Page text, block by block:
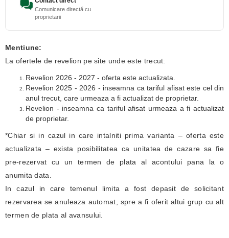
Comunicare directă cu
proprietarii
Mentiune:
La ofertele de revelion pe site unde este trecut:
Revelion 2026 - 2027 - oferta este actualizata.
Revelion 2025 - 2026 - inseamna ca tariful afisat este cel din
anul trecut, care urmeaza a fi actualizat de proprietar.
Revelion - inseamna ca tariful afisat urmeaza a fi actualizat
de proprietar.
*Chiar si in cazul in care intalniti prima varianta – oferta este
actualizata – exista posibilitatea ca unitatea de cazare sa fie
pre-rezervat cu un termen de plata al acontului pana la o
anumita data.
In cazul in care temenul limita a fost depasit de solicitant
rezervarea se anuleaza automat, spre a fi oferit altui grup cu alt
termen de plata al avansului.